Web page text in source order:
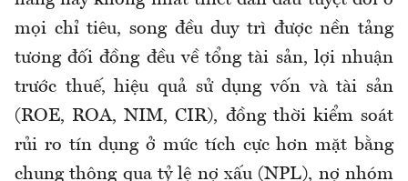
mọi chỉ tiêu, song đều duy trì được nền tảng
tương đối đồng đều về tổng tài sản, lợi nhuận
trước thuế, hiệu quả sử dụng vốn và tài sản
(ROE, ROA, NIM, CIR), đồng thời kiểm soát
rủi ro tín dụng ở mức tích cực hơn mặt bằng
chung thông qua tỷ lệ nợ xấu (NPL), nợ nhóm